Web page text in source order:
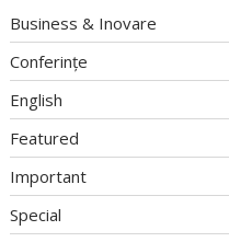
Business & Inovare
Conferințe
English
Featured
Important
Special